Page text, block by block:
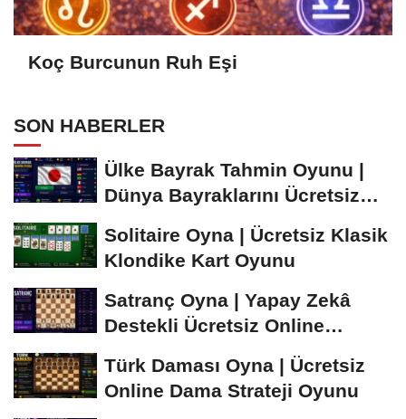
Koç Burcunun Ruh Eşi
SON HABERLER
Ülke Bayrak Tahmin Oyunu |
Dünya Bayraklarını Ücretsiz
Solitaire Oyna | Ücretsiz Klasik
Klondike Kart Oyunu
Satranç Oyna | Yapay Zekâ
Destekli Ücretsiz Online
Türk Daması Oyna | Ücretsiz
Online Dama Strateji Oyunu